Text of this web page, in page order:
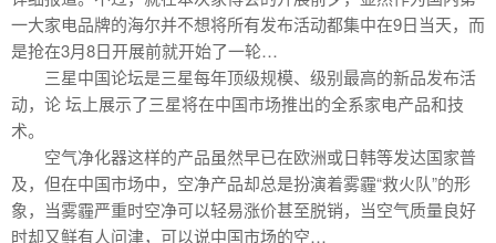
一大家电品牌的海尔并不想将所有发布活动都集中在9日当天，而
是抢在3月8日开展前就开始了一轮…
三星中国论坛是三星每年顶级规模、级别最高的新品发布活
动，论 坛上展示了三星将在中国市场推出的全系家电产品和技
术。
空气净化器这样的产品虽然早已在欧洲或日韩等发达国家普
及，但在中国市场中，空净产品却总是扮演着雾霾“救火队”的形
象，当雾霾严重时空净可以轻易涨价甚至脱销，当空气质量良好
时却又鲜有人问津，可以说中国市场的空…